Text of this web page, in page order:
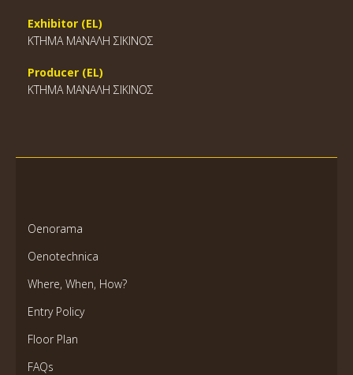
Exhibitor (EL)
ΚΤΗΜΑ ΜΑΝΑΛΗ ΣΙΚΙΝΟΣ
Producer (EL)
ΚΤΗΜΑ ΜΑΝΑΛΗ ΣΙΚΙΝΟΣ
Oenorama
Oenotechnica
Where, When, How?
Entry Policy
Floor Plan
FAQs